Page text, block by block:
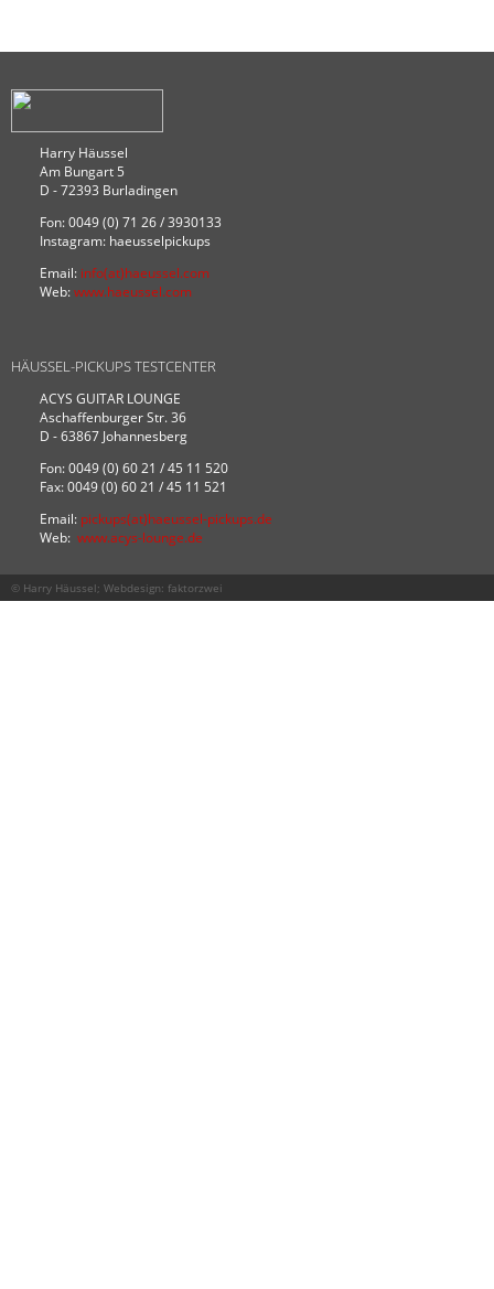
Harry Häussel
Am Bungart 5
D - 72393 Burladingen
Fon: 0049 (0) 71 26 / 3930133
Instagram: haeusselpickups
Email: info(at)haeussel.com
Web:www.haeussel.com
HÄUSSEL-PICKUPS TESTCENTER
ACYS GUITAR LOUNGE
Aschaffenburger Str. 36
D - 63867 Johannesberg
Fon: 0049 (0) 60 21 / 45 11 520
Fax: 0049 (0) 60 21 / 45 11 521
Email: pickups(at)haeussel-pickups.de
Web: www.acys-lounge.de
© Harry Häussel; Webdesign: faktorzwei